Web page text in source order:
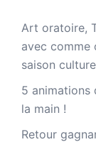
Art oratoire,
avec comme
saison
5 animations
la main !
Retour